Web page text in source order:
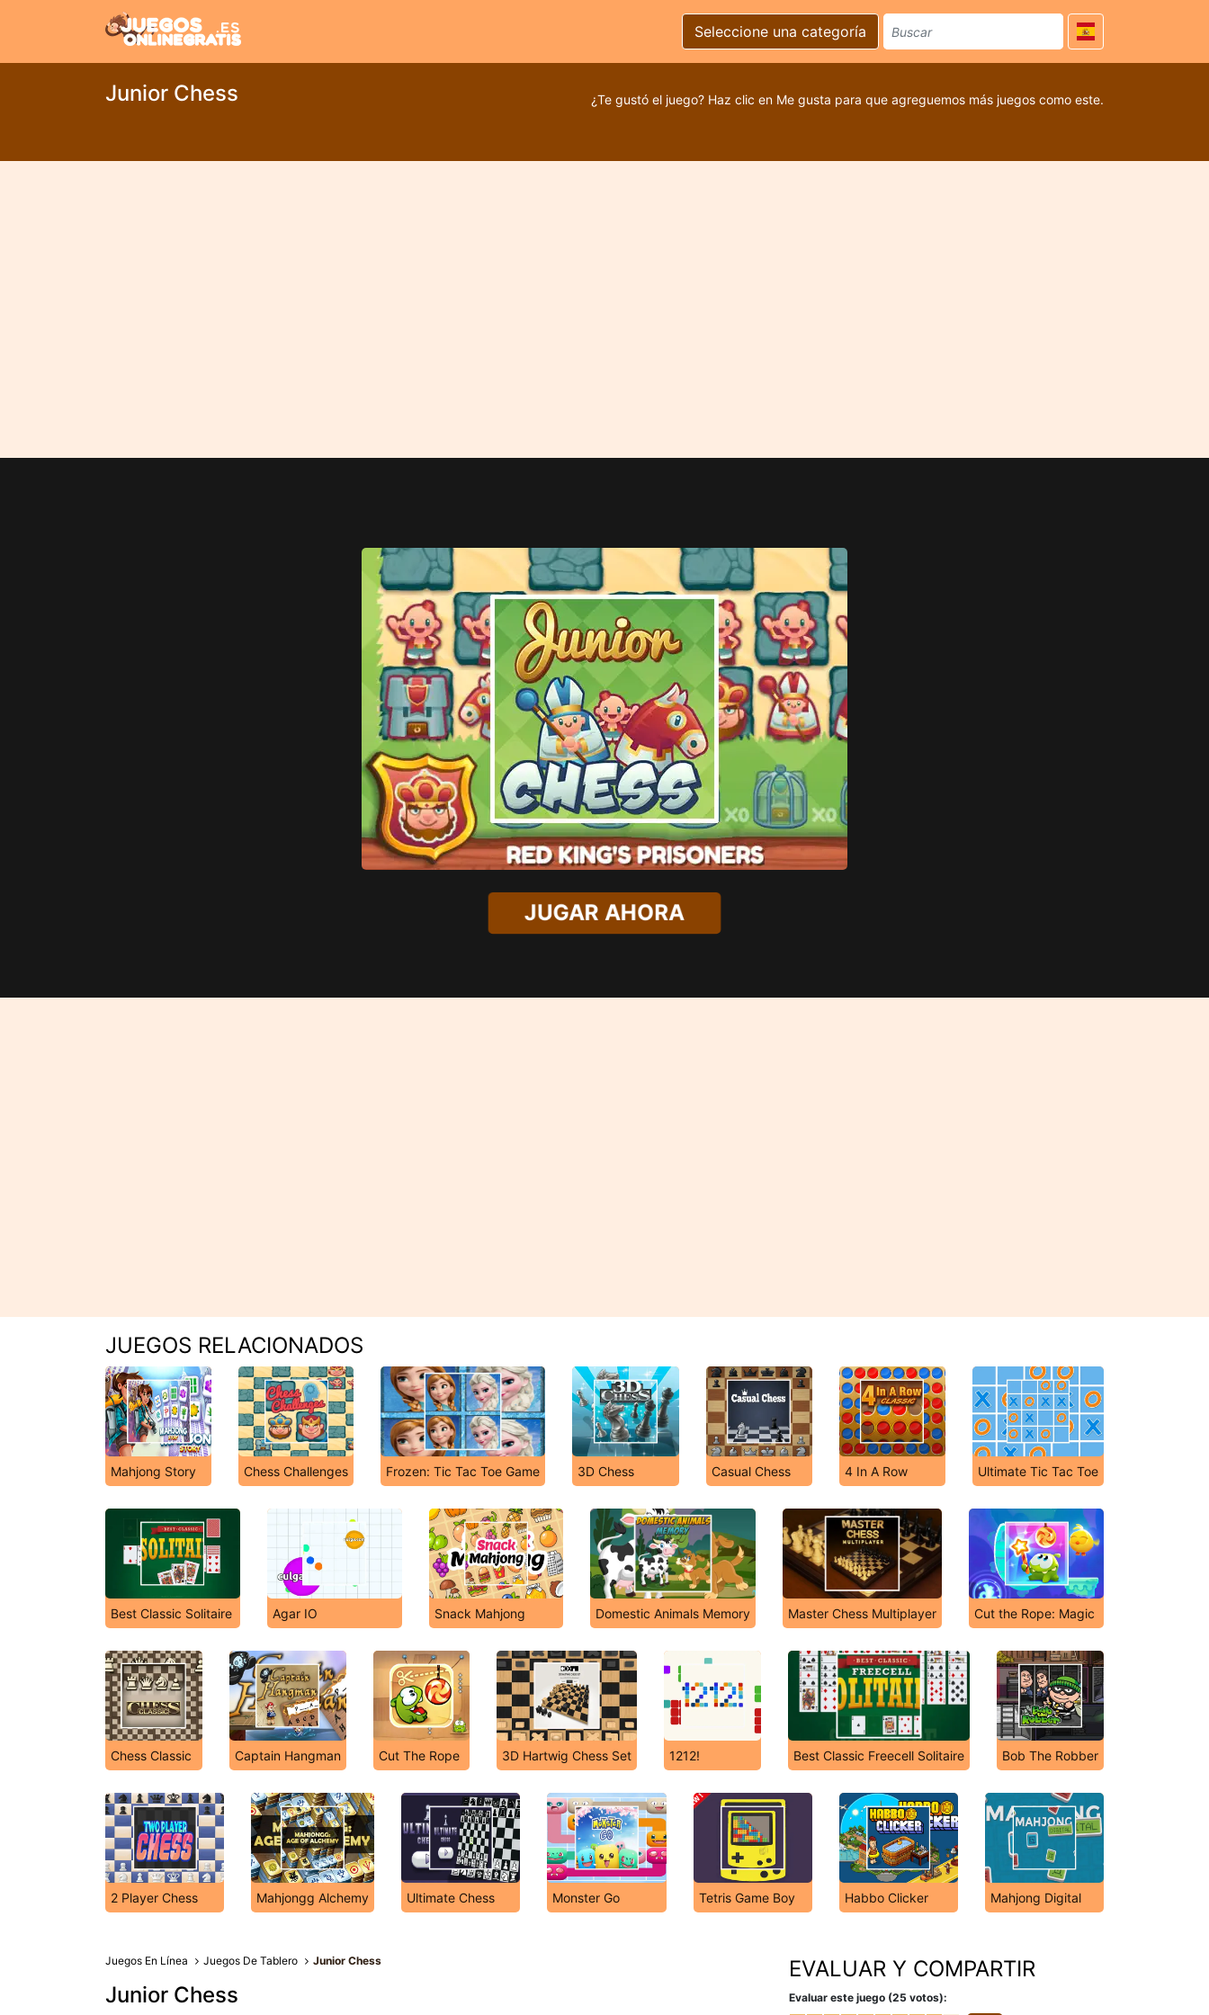
Seleccione una categoría
Junior Chess ¿Te gustó el juego? Haz clic en Me gusta para que agreguemos más juegos como este.
JUGAR AHORA
JUEGOS RELACIONADOS
Mahjong Story Chess Challenges Frozen: Tic Tac Toe Game 3D Chess Casual Chess 4 In A Row Ultimate Tic Tac Toe
Best Classic Solitaire Agar IO Snack Mahjong Domestic Animals Memory Master Chess Multiplayer Cut the Rope: Magic
Chess Classic Captain Hangman Cut The Rope 3D Hartwig Chess Set 1212! Best Classic Freecell Solitaire Bob The Robber
2 Player Chess Mahjongg Alchemy Ultimate Chess Monster Go Tetris Game Boy Habbo Clicker Mahjong Digital
Juegos En Línea Juegos De Tablero Junior Chess
Junior Chess
EVALUAR Y COMPARTIR
Evaluar este juego (25 votos):